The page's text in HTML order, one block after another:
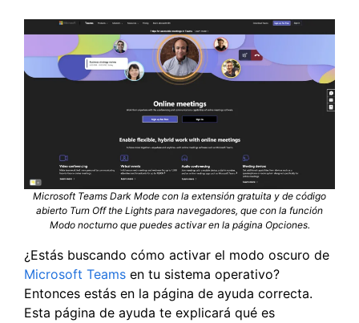
Microsoft Teams Dark Mode con la extensión gratuita y de código
abierto Turn Off the Lights para navegadores, que con la función
Modo nocturno que puedes activar en la página Opciones.
¿Estás buscando cómo activar el modo oscuro de
Microsoft Teams en tu sistema operativo?
Entonces estás en la página de ayuda correcta.
Esta página de ayuda te explicará qué es